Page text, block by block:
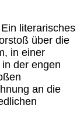
literarisches
über die
in einer
der engen
an die